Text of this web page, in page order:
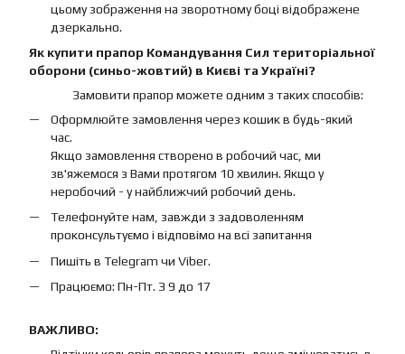
цьому зображення на зворотному боці відображене
дзеркально.
Як купити прапор Командування Сил територіальної
оборони (синьо-жовтий) в Києві та Україні?
Замовити прапор можете одним з таких способів:
Оформлюйте замовлення через кошик в будь-який
час.
Якщо замовлення створено в робочий час, ми
зв'яжемося з Вами протягом 10 хвилин. Якщо у
неробочий - у найближчий робочий день.
Телефонуйте нам, завжди з задоволенням
проконсультуємо і відповімо на всі запитання
Пишіть в Telegram чи Viber.
Працюємо: Пн-Пт. З 9 до 17
ВАЖЛИВО: